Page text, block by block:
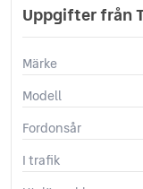
Servostyrning
Sminkspegel
Startspärr
Svensksåld
Sätesvärme
Tonade rutor
USB-uttag
Uppgifter från
Märke
Modell
Fordonsår
I trafik